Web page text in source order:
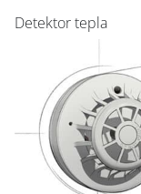
Detektor tepla